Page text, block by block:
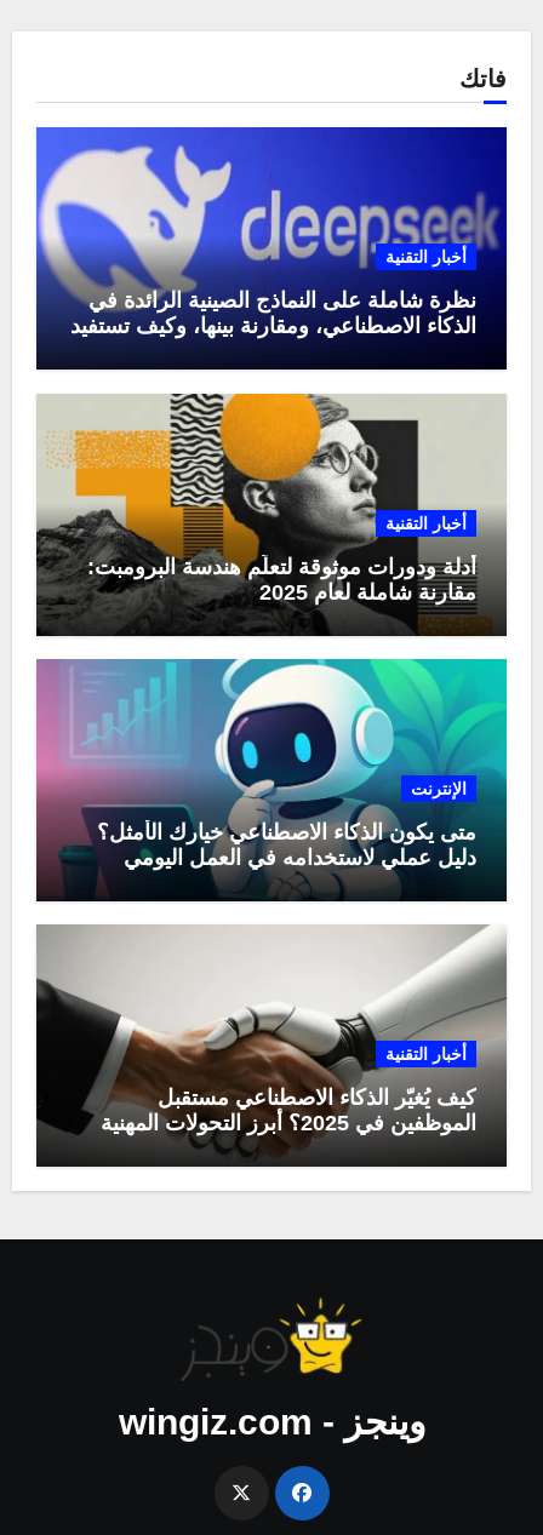
فاتك
أخبار التقنية
نظرة شاملة على النماذج الصينية الرائدة في
الذكاء الاصطناعي، ومقارنة بينها، وكيف تستفيد
أخبار التقنية
أدلة ودورات موثوقة لتعلّم هندسة البرومبت:
مقارنة شاملة لعام 2025
الإنترنت
متى يكون الذكاء الاصطناعي خيارك الأمثل؟
دليل عملي لاستخدامه في العمل اليومي
أخبار التقنية
كيف يُغيّر الذكاء الاصطناعي مستقبل
الموظفين في 2025؟ أبرز التحولات المهنية
وينجز - wingiz.com